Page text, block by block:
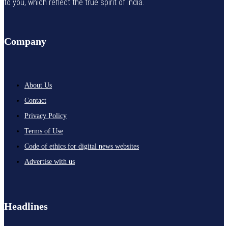
to you, which reflect the true spirit of India.
Company
About Us
Contact
Privacy Policy
Terms of Use
Code of ethics for digital news websites
Advertise with us
Headlines